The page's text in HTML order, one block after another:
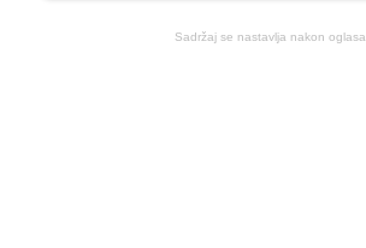
Sadržaj se nastavlja nakon oglasa